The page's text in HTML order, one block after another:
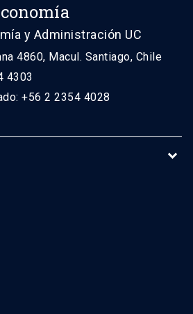
y Administración UC
4860, Macul. Santiago, Chile
4303
+56 2 2354 4028